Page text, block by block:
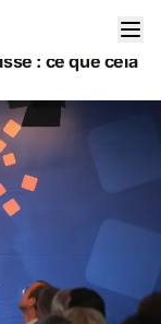
: ce que cela